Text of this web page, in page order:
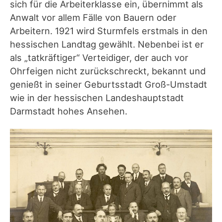
sich für die Arbeiterklasse ein, übernimmt als
Anwalt vor allem Fälle von Bauern oder
Arbeitern. 1921 wird Sturmfels erstmals in den
hessischen Landtag gewählt. Nebenbei ist er
als „tatkräftiger“ Verteidiger, der auch vor
Ohrfeigen nicht zurückschreckt, bekannt und
genießt in seiner Geburtsstadt Groß-Umstadt
wie in der hessischen Landeshauptstadt
Darmstadt hohes Ansehen.